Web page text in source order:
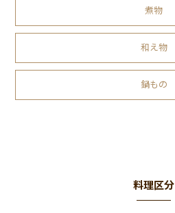
煮物
和え物
鍋もの
料理区分